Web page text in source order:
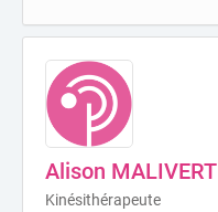
Alison MALIVERT
Kinésithérapeute